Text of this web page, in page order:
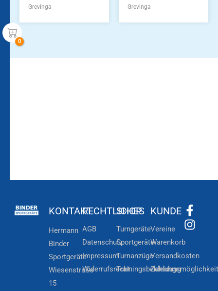
Grevinga
Grevinga
KONTAKT
Hermann
Binder
Sportgeräte
Wiesenstraße
15
RECHTLICHES
AGB
Datenschutz
Impressum
Widerrufsrecht
SHOP
Turngeräte
Sportgeräte
Turnanzüge
Trainingsbekleidung
KUNDE
Vereine
Warenkorb
Versandkosten